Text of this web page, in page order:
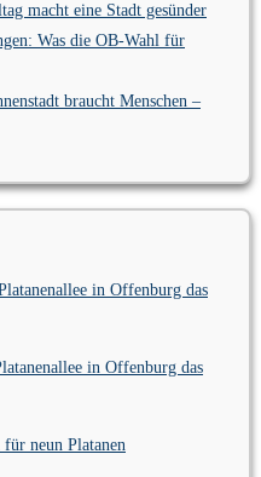
macht eine Stadt gesünder
Was die OB-Wahl für
braucht Menschen –
in Offenburg das
in Offenburg das
neun Platanen